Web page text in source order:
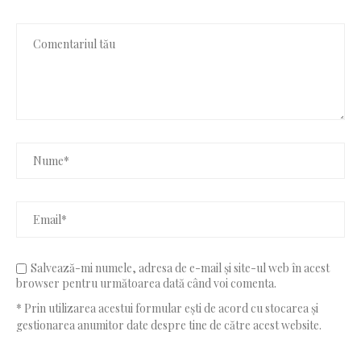
Salvează-mi numele, adresa de e-mail și site-ul web în acest
browser pentru următoarea dată când voi comenta.
* Prin utilizarea acestui formular ești de acord cu stocarea și
gestionarea anumitor date despre tine de către acest website.